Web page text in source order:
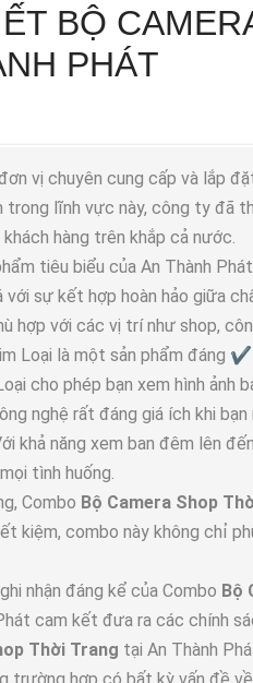
BỘ
PHÁT
vị chuyên cung cấp và lắp
trong lĩnh vực này, công ty đã
hàng trên khắp cả nước.
tiêu biểu của An Thành
với sự kết hợp hoàn hảo giữa
hợp với các vị trí như shop,
Loại là một sản phẩm đáng
cho phép bạn xem hình ảnh
nghệ rất đáng giá ích khi
khả năng xem ban đêm lên
tình huống.
Combo Bộ Camera Shop
kiệm, combo này không chỉ
nhận đáng kể của Combo Bộ
cam kết đưa ra các chính
Thời Trang tại An Thành